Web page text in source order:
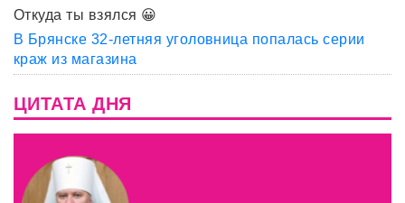
Откуда ты взялся 😀
В Брянске 32-летняя уголовница попалась серии
краж из магазина
ЦИТАТА ДНЯ